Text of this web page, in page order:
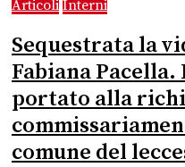
Articoli Interni
Sequestrata la
Fabiana
portato alla
comune del